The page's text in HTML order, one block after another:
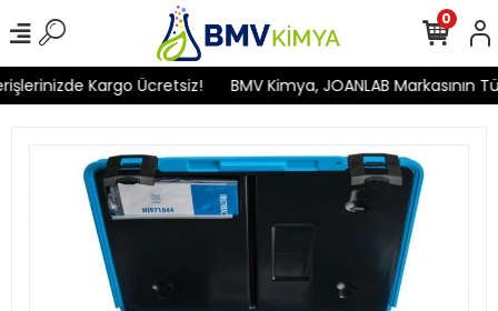
Kargo Ücretsiz! BMV Kimya, JOANLAB Markasının
0